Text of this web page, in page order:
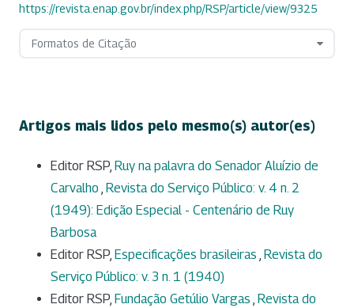
https://revista.enap.gov.br/index.php/RSP/article/view/9325
Formatos de Citação
Artigos mais lidos pelo mesmo(s) autor(es)
Editor RSP, Ruy na palavra do Senador Aluízio de
Carvalho , Revista do Serviço Público: v. 4 n. 2
(1949): Edição Especial - Centenário de Ruy
Barbosa
Editor RSP, Especificações brasileiras , Revista do
Serviço Público: v. 3 n. 1 (1940)
Editor RSP, Fundação Getúlio Vargas , Revista do